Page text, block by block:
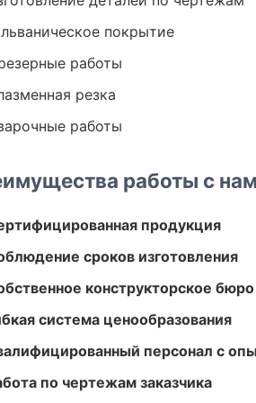
покрытие
работы
резка
работы
работы с
продукция
сроков изготовления
конструкторское бюро
система ценообразования
персонал с
по чертежам заказчика